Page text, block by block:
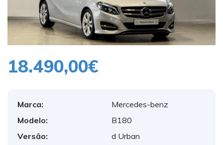
18.490,00€
Marca:
Mercedes-benz
Modelo:
B180
Versão:
d Urban